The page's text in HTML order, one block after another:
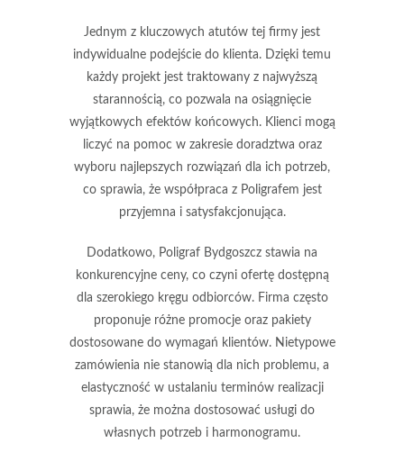
Jednym z kluczowych atutów tej firmy jest
indywidualne podejście do klienta. Dzięki temu
każdy projekt jest traktowany z najwyższą
starannością, co pozwala na osiągnięcie
wyjątkowych efektów końcowych. Klienci mogą
liczyć na pomoc w zakresie doradztwa oraz
wyboru najlepszych rozwiązań dla ich potrzeb,
co sprawia, że współpraca z Poligrafem jest
przyjemna i satysfakcjonująca.
Dodatkowo, Poligraf Bydgoszcz stawia na
konkurencyjne ceny, co czyni ofertę dostępną
dla szerokiego kręgu odbiorców. Firma często
proponuje różne promocje oraz pakiety
dostosowane do wymagań klientów. Nietypowe
zamówienia nie stanowią dla nich problemu, a
elastyczność w ustalaniu terminów realizacji
sprawia, że można dostosować usługi do
własnych potrzeb i harmonogramu.